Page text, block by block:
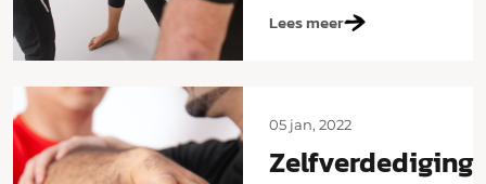
Lees meer
05 jan, 2022
Zelfverdediging